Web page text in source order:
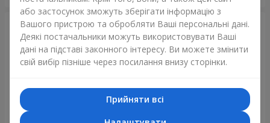
або застосунок зможуть зберігати інформацію з
Вашого пристрою та обробляти Ваші персональні дані.
Деякі постачальники можуть використовувати Ваші
дані на підставі законного інтересу. Ви можете змінити
свій вибір пізніше через посилання внизу сторінки.
Прийняти всі